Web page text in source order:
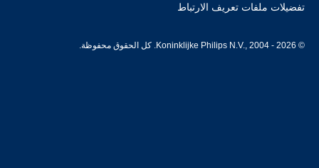
تفضيلات ملفات تعريف الارتباط
© Koninklijke Philips N.V., 2004 - 2026. كل الحقوق محفوظة.